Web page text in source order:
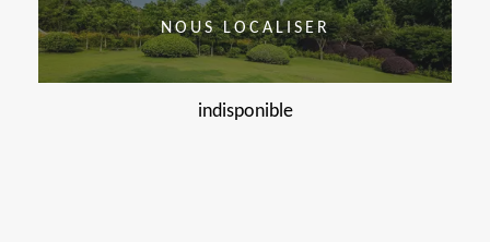
NOUS LOCALISER
indisponible